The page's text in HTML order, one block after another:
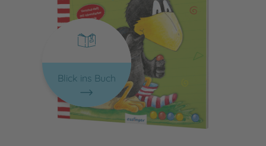
Blick ins Buch